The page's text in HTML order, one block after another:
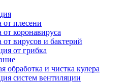
от плесени
от коронавируса
от вирусов и бактерий
от грибка
обработка и чистка кулера
систем вентиляции